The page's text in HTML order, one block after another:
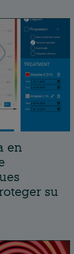
en
su